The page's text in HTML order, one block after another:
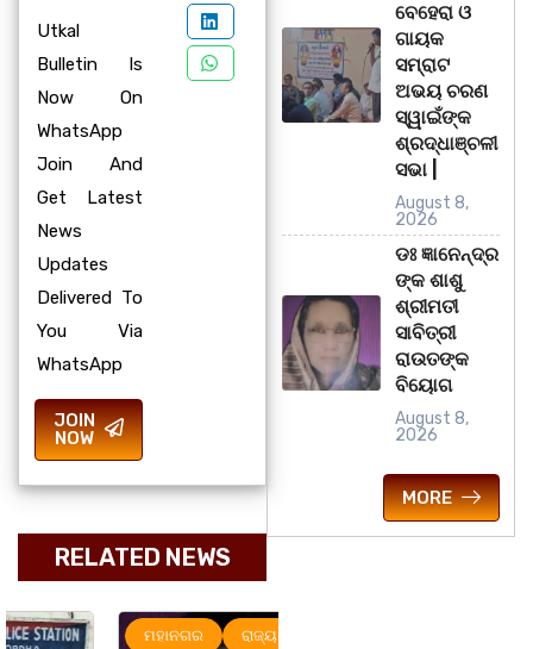
Utkal
Bulletin Is
Now On
WhatsApp
Join And
Get Latest
News
Updates
Delivered To
You Via
WhatsApp
JOIN
NOW
RELATED NEWS
ମହାନଗର ରାଜ୍ୟ
ବେହେରା ଓ
ଗାୟକ
ସମ୍ରାଟ
ଅଭୟ ଚରଣ
ସ୍ୱାଇଁଙ୍କ
ଶ୍ରଦ୍ଧାଞ୍ଚଳୀ
ସଭା |
August 8,
2026
ଡଃ ଜ୍ଞାନେନ୍ଦ୍ର
ଙ୍କ ଶାଶୁ
ଶ୍ରୀମତୀ
ସାବିତ୍ରୀ
ରାଉତଙ୍କ
ବିୟୋଗ
August 8,
2026
MORE